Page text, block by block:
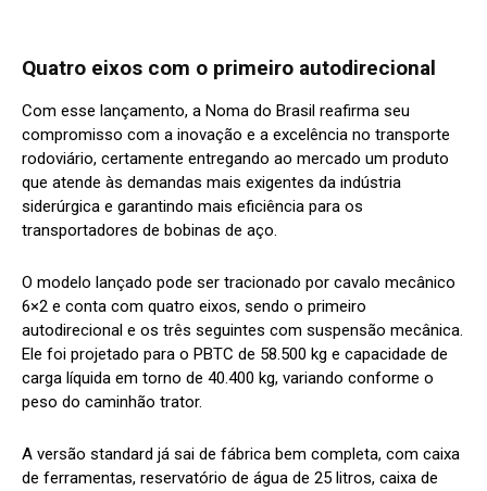
Quatro eixos com o primeiro autodirecional
Com esse lançamento, a Noma do Brasil reafirma seu
compromisso com a inovação e a excelência no transporte
rodoviário, certamente entregando ao mercado um produto
que atende às demandas mais exigentes da indústria
siderúrgica e garantindo mais eficiência para os
transportadores de bobinas de aço.
O modelo lançado pode ser tracionado por cavalo mecânico
6×2 e conta com quatro eixos, sendo o primeiro
autodirecional e os três seguintes com suspensão mecânica.
Ele foi projetado para o PBTC de 58.500 kg e capacidade de
carga líquida em torno de 40.400 kg, variando conforme o
peso do caminhão trator.
A versão standard já sai de fábrica bem completa, com caixa
de ferramentas, reservatório de água de 25 litros, caixa de